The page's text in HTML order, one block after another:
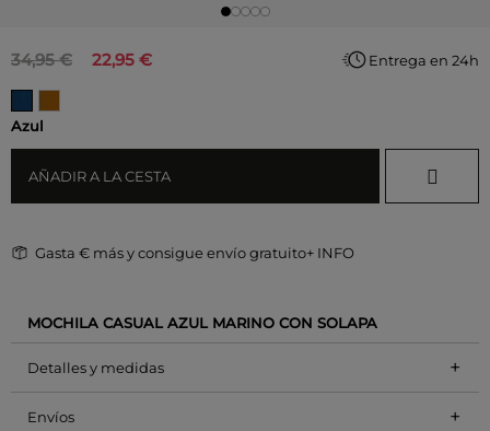
22,95 €
34,95 €
Azul
AÑADIR A LA CESTA
Entrega en 24h
Gasta € más y consigue envío gratuito+ INFO
MOCHILA CASUAL AZUL MARINO CON SOLAPA
Detalles y medidas +
Envíos +